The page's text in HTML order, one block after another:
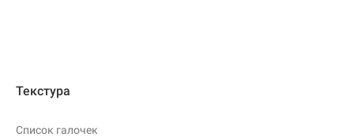
Текстура
Список галочек